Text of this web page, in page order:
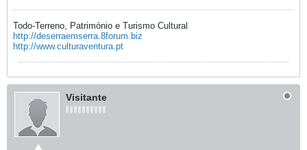
Todo-Terreno, Património e Turismo Cultural
http://deserraemserra.8forum.biz
http://www.culturaventura.pt
Visitante